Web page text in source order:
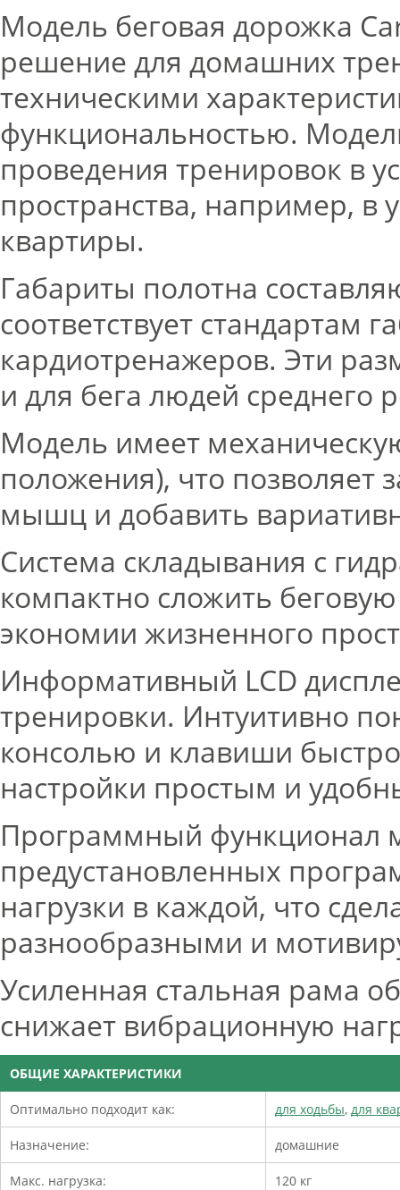
Модель беговая дорожка
решение для домашних
техническими
функциональностью.
проведения тренировок в
пространства, например, в
квартиры.
Габариты полотна
соответствует стандартам
кардиотренажеров. Эти
и для бега людей среднего
Модель имеет
положения), что позволяет
мышц и добавить
Система складывания с
компактно сложить
экономии жизненного
Информативный LCD
тренировки. Интуитивно
консолью и клавиши
настройки простым и
Программный функционал
предустановленных
нагрузки в каждой, что
разнообразными и
Усиленная стальная рама
снижает вибрационную
ОБЩИЕ ХАРАКТЕРИСТИКИ
Оптимально подходит как: для ходьбы, для
Назначение: домашние
Макс. нагрузка: 120 кг